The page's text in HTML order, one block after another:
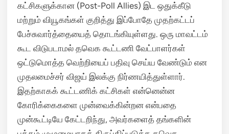
கட்சிகளுக்கான (Post-Poll Allies) இட ஒதுக்கீடு
மற்றும் வியூகங்கள் குறித்து இப்போதே முதற்கட்டப்
பேச்சுவார்த்தையைத் தொடங்கியுள்ளது. ஒரு மாவட்டம்
கூட விடுபடாமல் தவெக கூட்டணி வேட்பாளர்கள்
ஒட்டுமொத்த வெற்றியைப் பதிவு செய்ய வேண்டும் என
முதலமைச்சர் விஜய் இலக்கு நிர்ணயித்துள்ளார்.
இதற்காகக் கூட்டணிக் கட்சிகள் என்னென்ன
கோரிக்கைகளை முன்வைக்கின்றன என்பதை
முன்கூட்டியே கேட்டறிந்து, அவர்களைத் தங்களின்